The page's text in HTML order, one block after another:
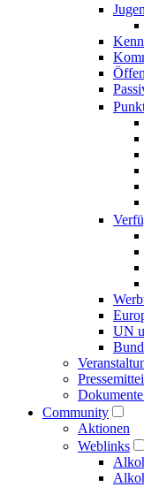
UN
Community
Aktionen
Weblinks